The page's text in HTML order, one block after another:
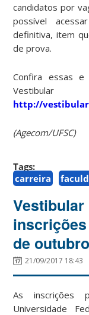
candidatos por
possível
definitiva, item
de prova.
Confira essas
http://
(Agecom/UFSC)
Tags:
carreira
Vestibular
de outubro
21/09/2017 18:43
As inscrições
Universidade